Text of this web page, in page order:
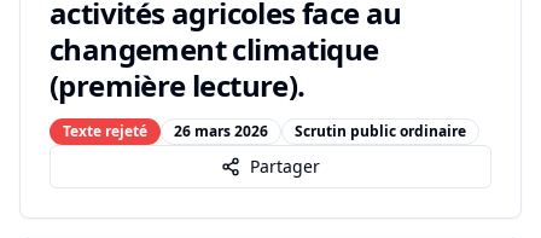
activités agricoles face au
changement climatique
(première lecture).
Texte rejeté 26 mars 2026 Scrutin public ordinaire
Partager